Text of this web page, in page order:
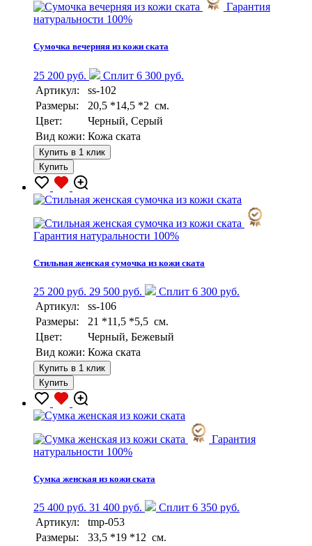
Гарантия
натуральности 100%
Сумочка вечерняя из кожи ската
25 200 руб.
Сплит 6 300 руб.
Артикул:
ss-102
Размеры:
20,5 *14,5 *2 см.
Цвет:
Черный, Серый
Вид кожи: Кожа ската
Купить в 1 клик
Купить
Гарантия натуральности 100%
Стильная женская сумочка из кожи ската
25 200 руб. 29 500 руб.
Сплит 6 300 руб.
Артикул:
ss-106
Размеры:
21 *11,5 *5,5 см.
Цвет:
Черный, Бежевый
Вид кожи: Кожа ската
Купить в 1 клик
Купить
Гарантия
натуральности 100%
Сумка женская из кожи ската
25 400 руб. 31 400 руб.
Сплит 6 350 руб.
Артикул:
tmp-053
Размеры:
33,5 *19 *12 см.